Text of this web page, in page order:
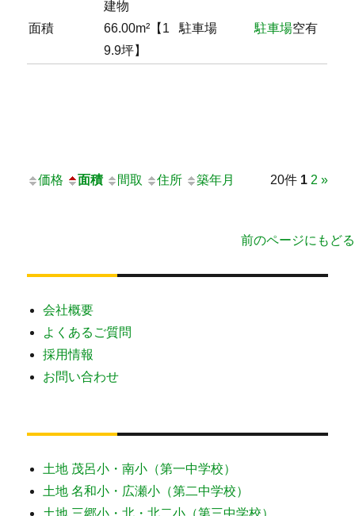
面積
建物
66.00m²【1
9.9坪】
駐車場 駐車場空有
価格 面積 間取 住所 築年月 20件 1 2 »
前のページにもどる
会社概要
よくあるご質問
採用情報
お問い合わせ
土地 茂呂小・南小（第一中学校）
土地 名和小・広瀬小（第二中学校）
土地 三郷小・北・北二小（第三中学校）